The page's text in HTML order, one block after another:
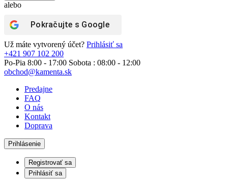
alebo
Pokračujte s Google
Už máte vytvorený účet? Prihlásiť sa
+421 907 102 200
Po-Pia 8:00 - 17:00 Sobota : 08:00 - 12:00
obchod@kamenta.sk
Predajne
FAQ
O nás
Kontakt
Doprava
Prihlásenie
Registrovať sa
Prihlásiť sa